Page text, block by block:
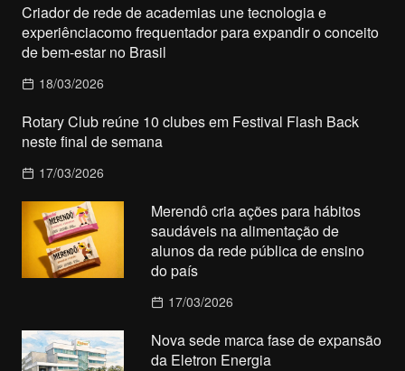
Criador de rede de academias une tecnologia e
experiênciacomo frequentador para expandir o conceito
de bem-estar no Brasil
18/03/2026
Rotary Club reúne 10 clubes em Festival Flash Back
neste final de semana
17/03/2026
Merendô cria ações para hábitos
saudáveis na alimentação de
alunos da rede pública de ensino
do país
17/03/2026
Nova sede marca fase de expansão
da Eletron Energia